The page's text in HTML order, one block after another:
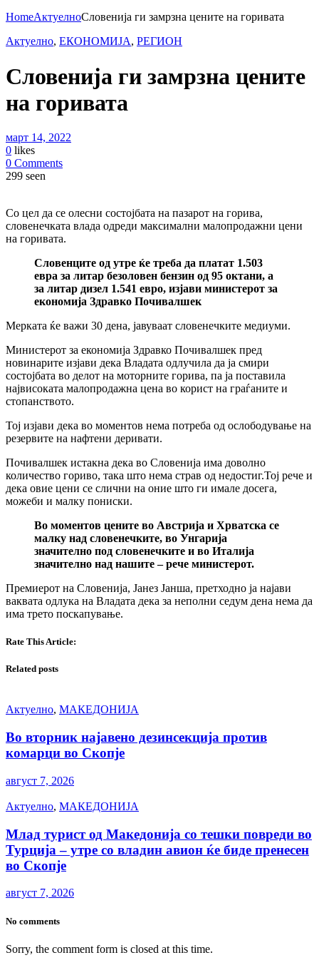
HomeАктуелноСловенија ги замрзна цените на горивата
Актуелно, ЕКОНОМИЈА, РЕГИОН
Словенија ги замрзна цените
на горивата
март 14, 2022
0 likes
0 Comments
299 seen
Со цел да се олесни состојбата на пазарот на горива,
словенечката влада одреди максимални малопродажни цени
на горивата.
Словенците од утре ќе треба да платат 1.503
евра за литар безоловен бензин од 95 октани, а
за литар дизел 1.541 евро, изјави министерот за
економија Здравко Почивалшек
Мерката ќе важи 30 дена, јавуваат словенечките медиуми.
Министерот за економија Здравко Почивалшек пред
новинарите изјави дека Владата одлучила да ја смири
состојбата во делот на моторните горива, па ја поставила
највисоката малопродажна цена во корист на граѓаните и
стопанството.
Тој изјави дека во моментов нема потреба од ослободување на
резервите на нафтени деривати.
Почивалшек истакна дека во Словенија има доволно
количество гориво, така што нема страв од недостиг.Тој рече и
дека овие цени се слични на оние што ги имале досега,
можеби и малку пониски.
Во моментов цените во Австрија и Хрватска се
малку над словенечките, во Унгарија
значително под словенечките и во Италија
значително над нашите – рече министерот.
Премиерот на Словенија, Јанез Јанша, претходно ја најави
ваквата одлука на Владата дека за неполни седум дена нема да
има трето поскапување.
Rate This Article:
Related posts
Актуелно, МАКЕДОНИЈА
Во вторник најавено дезинсекција против
комарци во Скопје
август 7, 2026
Актуелно, МАКЕДОНИЈА
Млад турист од Македонија со тешки повреди во
Турција – утре со владин авион ќе биде пренесен
во Скопје
август 7, 2026
No comments
Sorry, the comment form is closed at this time.